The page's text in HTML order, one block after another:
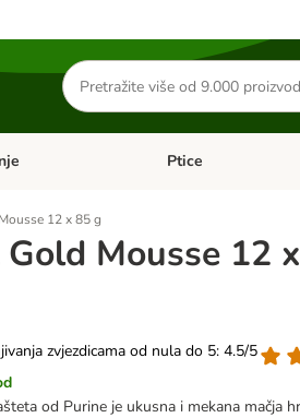
Traži
proizvode
Mačke Pregled kategorija:
Ptice
12 x 85 g
Mousse 12
zvjezdicama od nula do 5: 4.5/5
od Purine je ukusna i mekana mačja